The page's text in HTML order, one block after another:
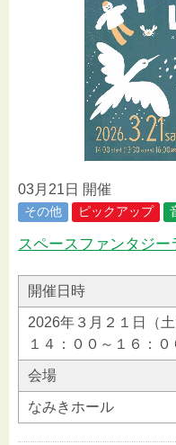
03月21日 開催
その他 ピックアップ
スペースファンタジー
開催日時
2026年３月２１日（土
１４：００～１６：
会場
なみきホール